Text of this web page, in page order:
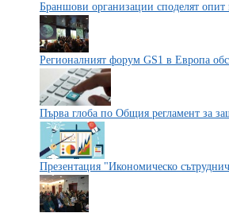
Браншови организации споделят
Регионалният форум GS1 в Европа
Първа глоба по Общия регламент за
Презентация "Икономическо